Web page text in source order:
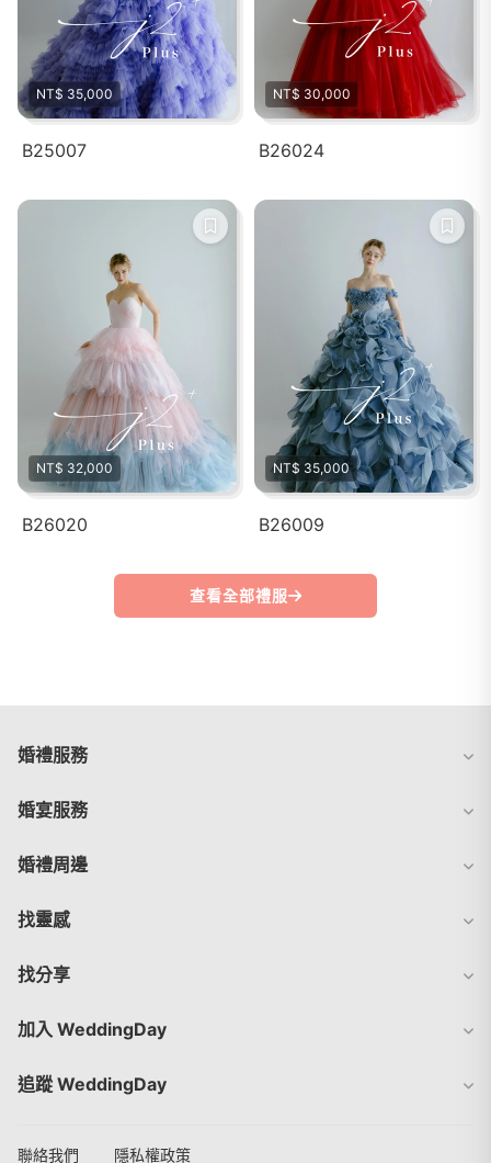
NT$ 35,000
B25007
NT$ 30,000
B26024
NT$ 32,000
B26020
NT$ 35,000
B26009
查看全部禮服
婚禮服務
婚宴服務
婚禮周邊
找靈感
找分享
加入 WeddingDay
追蹤 WeddingDay
聯絡我們 隱私權政策